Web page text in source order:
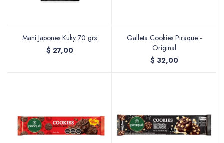
Mani Japones Kuky 70 grs
$ 27,00
Galleta Cookies Piraque -
Original
$ 32,00